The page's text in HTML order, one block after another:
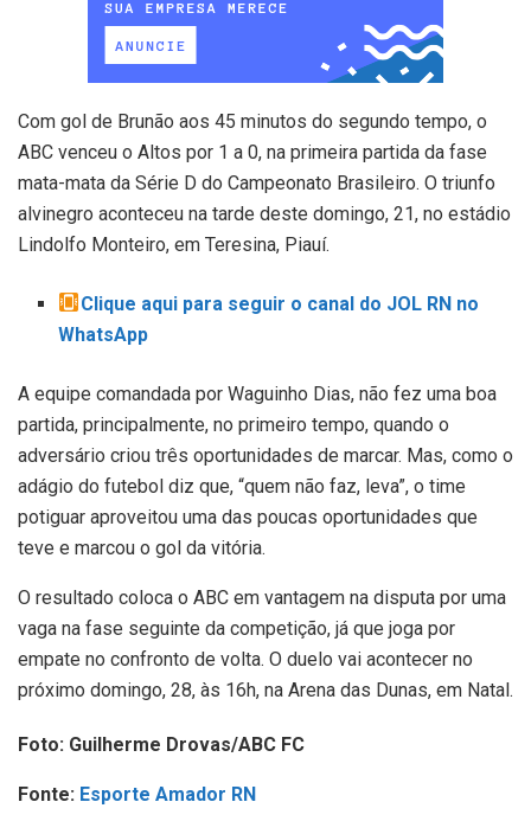
Com gol de Brunão aos 45 minutos do segundo tempo, o
ABC venceu o Altos por 1 a 0, na primeira partida da fase
mata-mata da Série D do Campeonato Brasileiro. O triunfo
alvinegro aconteceu na tarde deste domingo, 21, no estádio
Lindolfo Monteiro, em Teresina, Piauí.
Clique aqui para seguir o canal do JOL RN no
WhatsApp
A equipe comandada por Waguinho Dias, não fez uma boa
partida, principalmente, no primeiro tempo, quando o
adversário criou três oportunidades de marcar. Mas, como o
adágio do futebol diz que, “quem não faz, leva”, o time
potiguar aproveitou uma das poucas oportunidades que
teve e marcou o gol da vitória.
O resultado coloca o ABC em vantagem na disputa por uma
vaga na fase seguinte da competição, já que joga por
empate no confronto de volta. O duelo vai acontecer no
próximo domingo, 28, às 16h, na Arena das Dunas, em Natal.
Foto: Guilherme Drovas/ABC FC
Fonte: Esporte Amador RN